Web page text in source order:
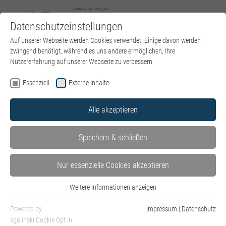
Zum Hauptinhalt springen
Sie sind hier:
DGPT e.V. Über uns Landesverbände Schleswig-Holstein
Brandenburg
Hessen
Datenschutzeinstellungen
Auf unserer Webseite werden Cookies verwendet. Einige davon werden
zwingend benötigt, während es uns andere ermöglichen, Ihre
Nutzererfahrung auf unserer Webseite zu verbessern.
Essenziell Externe Inhalte
Alle akzeptieren
Speichern & schließen
Nur essenzielle Cookies akzeptieren
Essenzielle Cookies werden für grundlegende Funktionen der Webseite
benötigt. Dadurch ist gewährleistet, dass die Webseite einwandfrei
Weitere Informationen anzeigen
Powered by
sgalinski Cookie Opt In
Impressum | Datenschutz